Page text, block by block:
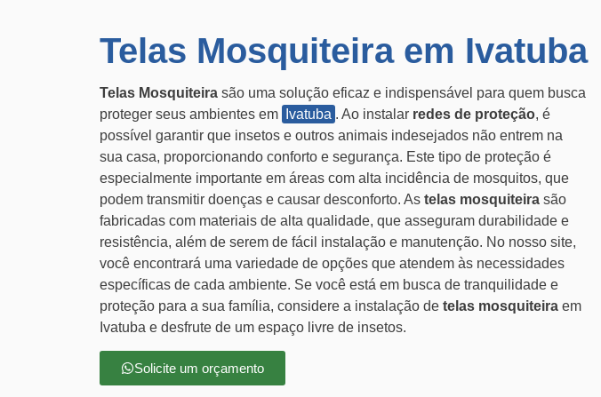
Telas Mosquiteira em Ivatuba
Telas Mosquiteira são uma solução eficaz e indispensável para quem busca
proteger seus ambientes em
Ivatuba . Ao instalar redes de proteção, é
possível garantir que insetos e outros animais indesejados não entrem na
sua casa, proporcionando conforto e segurança. Este tipo de proteção é
especialmente importante em áreas com alta incidência de mosquitos, que
podem transmitir doenças e causar desconforto. As telas mosquiteira são
fabricadas com materiais de alta qualidade, que asseguram durabilidade e
resistência, além de serem de fácil instalação e manutenção. No nosso site,
você encontrará uma variedade de opções que atendem às necessidades
específicas de cada ambiente. Se você está em busca de tranquilidade e
proteção para a sua família, considere a instalação de telas mosquiteira em
Ivatuba e desfrute de um espaço livre de insetos.
Solicite um orçamento